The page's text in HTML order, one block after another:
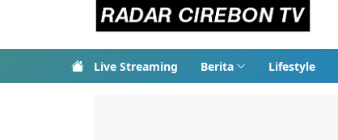
Live Streaming Berita Lifestyle